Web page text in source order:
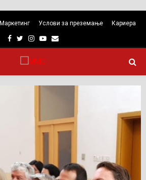
Маркетинг Услови за преземање Кариера
Facebook
TwitterInstagram
Youtube
Email